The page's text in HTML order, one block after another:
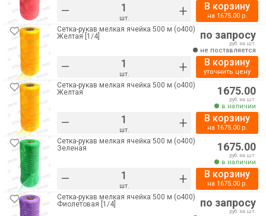
– шт. + В корзину
на 1675.00р.
Сетка-рукав мелкая ячейка 500 м (о400)
Желтая [1/4]
– шт. +
по запросу
руб. за шт.
не поставляется
В корзину
уточнить цену
Сетка-рукав мелкая ячейка 500 м (о400)
Желтая
– шт. +
1675.00
руб. за шт.
в наличии
В корзину
на 1675.00р.
Сетка-рукав мелкая ячейка 500 м (о400)
Зеленая
– шт. +
1675.00
руб. за шт.
в наличии
В корзину
на 1675.00р.
Сетка-рукав мелкая ячейка 500 м (о400)
Фиолетовая [1/4]
по запросу
руб. за шт.